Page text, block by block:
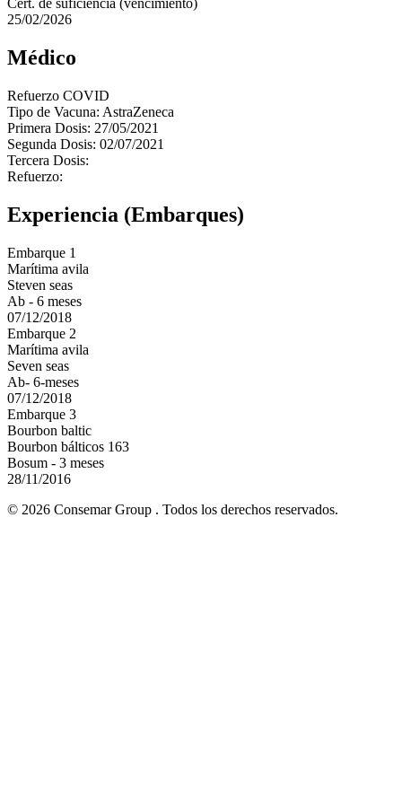
Cert. de suficiencia (vencimiento)
25/02/2026
Médico
Refuerzo COVID
Tipo de Vacuna: AstraZeneca
Primera Dosis: 27/05/2021
Segunda Dosis: 02/07/2021
Tercera Dosis:
Refuerzo:
Experiencia (Embarques)
Embarque 1
Marítima avila
Steven seas
Ab - 6 meses
07/12/2018
Embarque 2
Marítima avila
Seven seas
Ab- 6-meses
07/12/2018
Embarque 3
Bourbon baltic
Bourbon bálticos 163
Bosum - 3 meses
28/11/2016
© 2026 Consemar Group . Todos los derechos reservados.